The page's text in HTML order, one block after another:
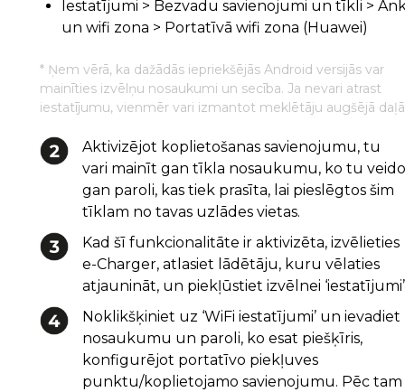
Iestatījumi > Bezvadu savienojumi un tīkli >
un wifi zona > Portatīvā wifi zona (Huawei)
* Ņem vērā, ka dažādās iepriekšējās Android versijās var
mainīties izvēlņu nosaukumi un secība. Ja nevari atrast
iestatījumu, vienmēr vari izmantot meklētāju augšējā
Aktivizējot koplietošanas savienojumu, tu
vari mainīt gan tīkla nosaukumu, ko tu
gan paroli, kas tiek prasīta, lai pieslēgtos šim
tīklam no tavas uzlādes vietas.
Kad šī funkcionalitāte ir aktivizēta, izvēlieties
e-Charger, atlasiet lādētāju, kuru vēlaties
atjaunināt, un piekļūstiet izvēlnei
Noklikšķiniet uz ‘WiFi iestatījumi’ un ievadiet
nosaukumu un paroli, ko esat piešķīris,
konfigurējot portatīvo piekļuves
punktu/koplietojamo savienojumu. Pēc tam